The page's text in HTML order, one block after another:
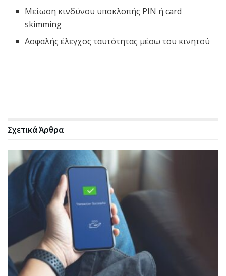
Μείωση κινδύνου υποκλοπής PIN ή card
skimming
Ασφαλής έλεγχος ταυτότητας μέσω του κινητού
ΣχετικάΆρθρα